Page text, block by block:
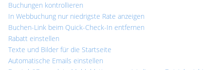
Buchungen kontrollieren
In Webbuchung nur niedrigste Rate anzeigen
Buchen-Link beim Quick-Check-In entfernen
Rabatt einstellen
Texte und Bilder für die Startseite
Automatische Emails einstellen